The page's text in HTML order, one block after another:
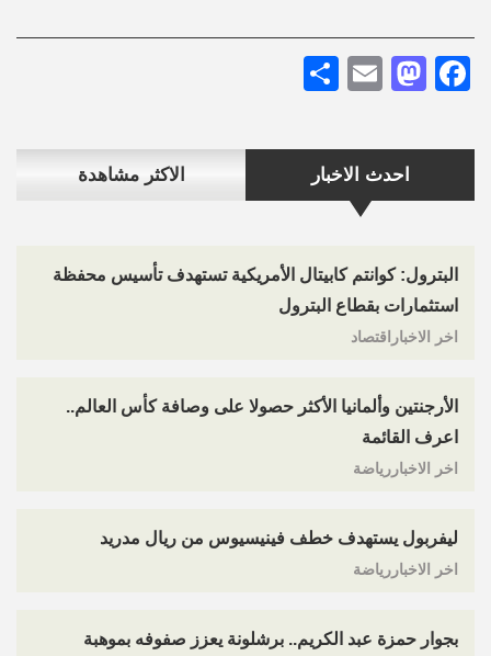
احدث الاخبار الاكثر مشاهدة
البترول: كوانتم كابيتال الأمريكية تستهدف تأسيس محفظة
استثمارات بقطاع البترول
اخر الاخباراقتصاد
الأرجنتين وألمانيا الأكثر حصولا على وصافة كأس العالم..
اعرف القائمة
اخر الاخباررياضة
ليفربول يستهدف خطف فينيسيوس من ريال مدريد
اخر الاخباررياضة
بجوار حمزة عبد الكريم.. برشلونة يعزز صفوفه بموهبة
Facebook
Mastodon
Email